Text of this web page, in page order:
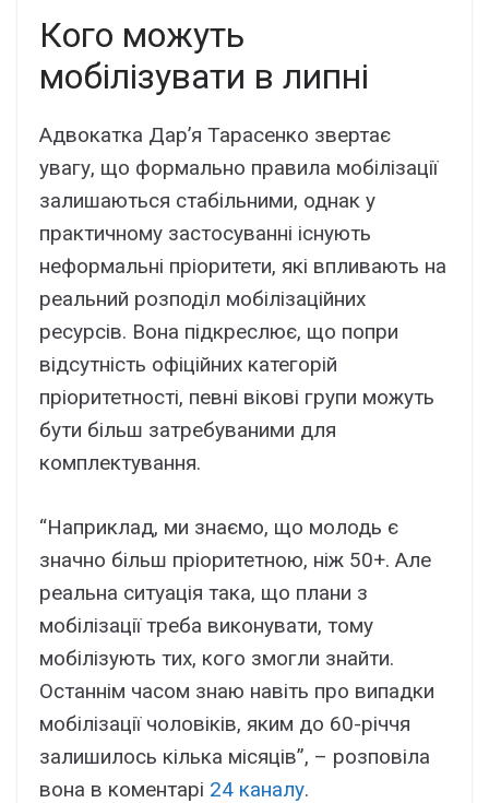
Кого можуть
мобілізувати в липні
Адвокатка Дар’я Тарасенко звертає
увагу, що формально правила мобілізації
залишаються стабільними, однак у
практичному застосуванні існують
неформальні пріоритети, які впливають на
реальний розподіл мобілізаційних
ресурсів. Вона підкреслює, що попри
відсутність офіційних категорій
пріоритетності, певні вікові групи можуть
бути більш затребуваними для
комплектування.
“Наприклад, ми знаємо, що молодь є
значно більш пріоритетною, ніж 50+. Але
реальна ситуація така, що плани з
мобілізації треба виконувати, тому
мобілізують тих, кого змогли знайти.
Останнім часом знаю навіть про випадки
мобілізації чоловіків, яким до 60-річчя
залишилось кілька місяців”, – розповіла
вона в коментарі 24 каналу.